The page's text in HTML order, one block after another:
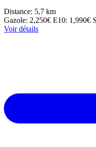
Distance: 5,7 km
Gazole: 2,250€ E10: 1,990€
Voir détails